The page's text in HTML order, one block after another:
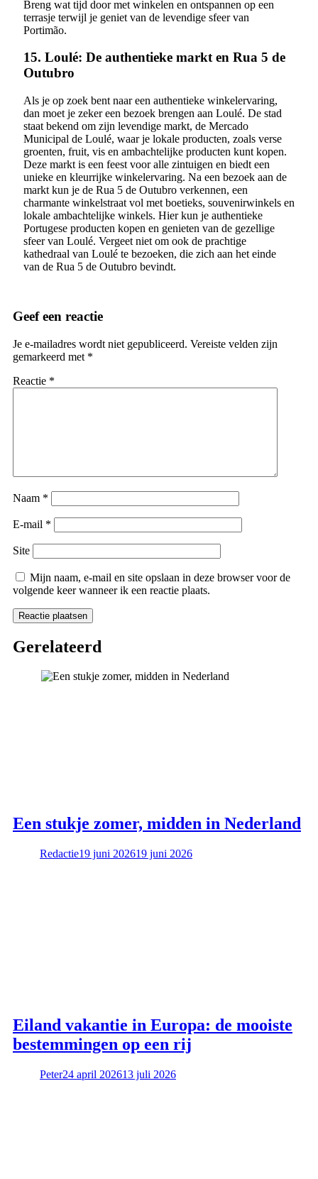
Breng wat tijd door met winkelen en ontspannen op een
terrasje terwijl je geniet van de levendige sfeer van
Portimão.
15. Loulé: De authentieke markt en Rua 5 de
Outubro
Als je op zoek bent naar een authentieke winkelervaring,
dan moet je zeker een bezoek brengen aan Loulé. De stad
staat bekend om zijn levendige markt, de Mercado
Municipal de Loulé, waar je lokale producten, zoals verse
groenten, fruit, vis en ambachtelijke producten kunt kopen.
Deze markt is een feest voor alle zintuigen en biedt een
unieke en kleurrijke winkelervaring. Na een bezoek aan de
markt kun je de Rua 5 de Outubro verkennen, een
charmante winkelstraat vol met boetieks, souvenirwinkels en
lokale ambachtelijke winkels. Hier kun je authentieke
Portugese producten kopen en genieten van de gezellige
sfeer van Loulé. Vergeet niet om ook de prachtige
kathedraal van Loulé te bezoeken, die zich aan het einde
van de Rua 5 de Outubro bevindt.
Geef een reactie
Je e-mailadres wordt niet gepubliceerd. Vereiste velden zijn
gemarkeerd met *
Reactie *
Naam *
E-mail *
Site
Mijn naam, e-mail en site opslaan in deze browser voor de
volgende keer wanneer ik een reactie plaats.
Gerelateerd
Een stukje zomer, midden in Nederland
Redactie19 juni 202619 juni 2026
Eiland vakantie in Europa: de mooiste
bestemmingen op een rij
Peter24 april 202613 juli 2026